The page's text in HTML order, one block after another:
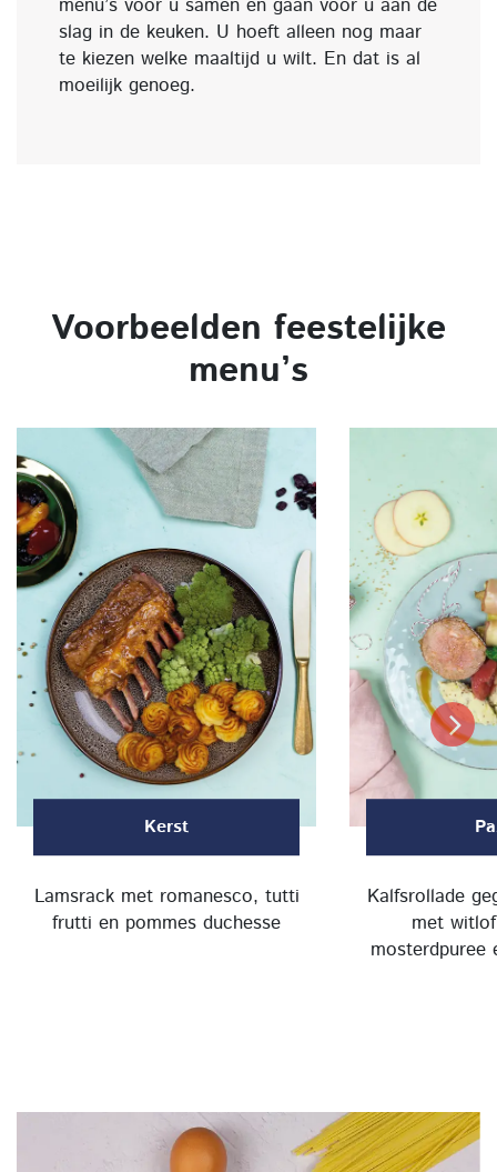
menu’s voor u samen en gaan voor u aan de
slag in de keuken. U hoeft alleen nog maar
te kiezen welke maaltijd u wilt. En dat is al
moeilijk genoeg.
Voorbeelden feestelijke
menu’s
Kerst
Lamsrack met romanesco, tutti
frutti en pommes duchesse
Kalfsrollade
met
mosterdpuree